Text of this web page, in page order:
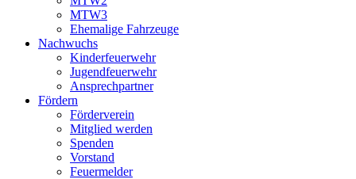
MTW3
Ehemalige Fahrzeuge
Nachwuchs
Kinderfeuerwehr
Jugendfeuerwehr
Ansprechpartner
Fördern
Förderverein
Mitglied werden
Spenden
Vorstand
Feuermelder